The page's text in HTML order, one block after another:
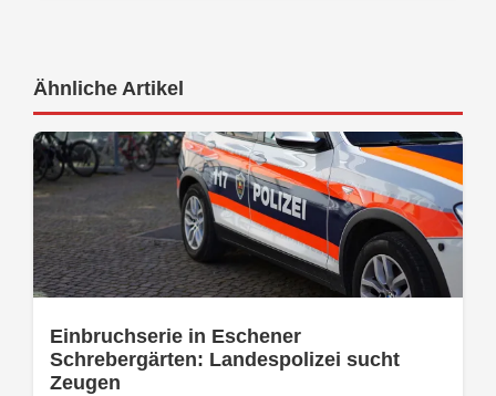
Ähnliche Artikel
Einbruchserie in Eschener
Schrebergärten: Landespolizei sucht
Zeugen